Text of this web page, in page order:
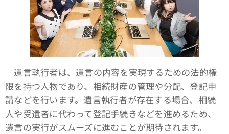
遺言執行者は、遺言の内容を実現するための法的権
限を持つ人物であり、相続財産の管理や分配、登記申
請などを行います。遺言執行者が存在する場合、相続
人や受遺者に代わって登記手続きなどを進めるため、
遺言の実行がスムーズに進むことが期待されます。